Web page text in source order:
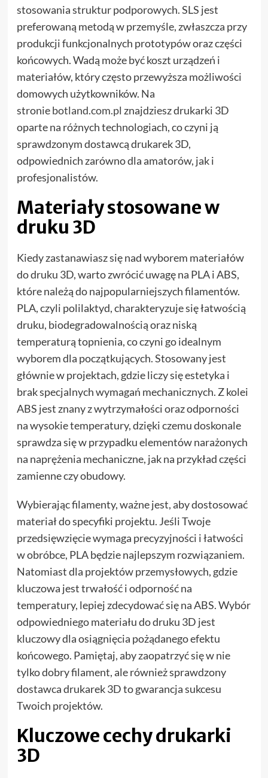
stosowania struktur podporowych. SLS jest
preferowaną metodą w przemyśle, zwłaszcza przy
produkcji funkcjonalnych prototypów oraz części
końcowych. Wadą może być koszt urządzeń i
materiałów, który często przewyższa możliwości
domowych użytkowników. Na
stroniebotland.com.pl znajdziesz drukarki 3D
oparte na różnych technologiach, co czyni ją
sprawdzonym dostawcą drukarek 3D,
odpowiednich zarówno dla amatorów, jak i
profesjonalistów.
Materiały stosowane w
druku 3D
Kiedy zastanawiasz się nad wyborem materiałów
do druku 3D, warto zwrócić uwagę na PLA i ABS,
które należą do najpopularniejszych filamentów.
PLA, czyli polilaktyd, charakteryzuje się łatwością
druku, biodegradowalnością oraz niską
temperaturą topnienia, co czyni go idealnym
wyborem dla początkujących. Stosowany jest
głównie w projektach, gdzie liczy się estetyka i
brak specjalnych wymagań mechanicznych. Z kolei
ABS jest znany z wytrzymałości oraz odporności
na wysokie temperatury, dzięki czemu doskonale
sprawdza się w przypadku elementów narażonych
na naprężenia mechaniczne, jak na przykład części
zamienne czy obudowy.
Wybierając filamenty, ważne jest, aby dostosować
materiał do specyfiki projektu. Jeśli Twoje
przedsięwzięcie wymaga precyzyjności i łatwości
w obróbce, PLA będzie najlepszym rozwiązaniem.
Natomiast dla projektów przemysłowych, gdzie
kluczowa jest trwałość i odporność na
temperatury, lepiej zdecydować się na ABS. Wybór
odpowiedniego materiału do druku 3D jest
kluczowy dla osiągnięcia pożądanego efektu
końcowego. Pamiętaj, aby zaopatrzyć się w nie
tylko dobry filament, ale również sprawdzony
dostawca drukarek 3D to gwarancja sukcesu
Twoich projektów.
Kluczowe cechy drukarki
3D